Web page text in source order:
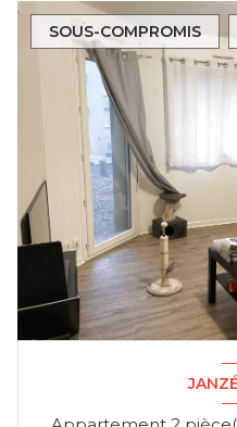
SOUS-COMPROMIS